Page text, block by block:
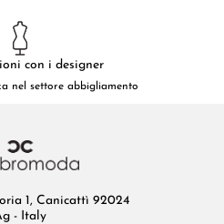
con i designer
nel settore abbigliamento
1, Canicattì 92024
- Italy